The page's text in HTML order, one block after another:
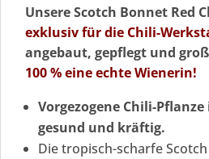
Unsere Scotch Bonnet Red
exklusiv für die Chili-
angebaut, gepflegt und
100 % eine echte Wienerin!
Vorgezogene Chili-
gesund und kräftig.
Die tropisch-scharfe